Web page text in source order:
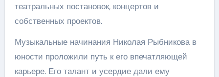
театральных постановок, концертов и
собственных проектов.
Музыкальные начинания Николая Рыбникова в
юности проложили путь к его впечатляющей
карьере. Его талант и усердие дали ему